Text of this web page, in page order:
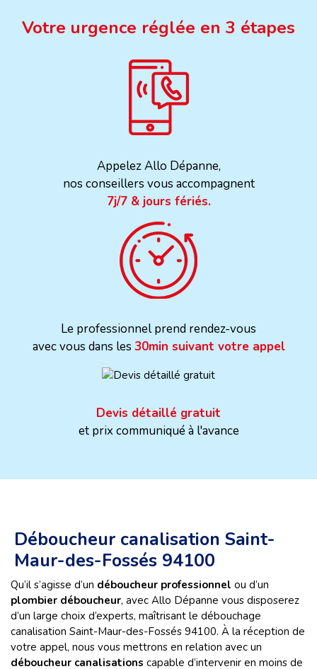
Votre urgence réglée en 3 étapes
Appelez Allo Dépanne,
nos conseillers vous accompagnent
7j/7 & jours fériés.
Le professionnel prend rendez-vous
avec vous dans les 30min suivant votre appel
Devis détaillé gratuit
et prix communiqué à l'avance
Déboucheur canalisation Saint-
Maur-des-Fossés 94100
Qu’il s’agisse d’un déboucheur professionnel ou d’un
plombier déboucheur, avec Allo Dépanne vous disposerez
d’un large choix d’experts, maîtrisant le débouchage
canalisation Saint-Maur-des-Fossés 94100. À la réception de
votre appel, nous vous mettrons en relation avec un
déboucheur canalisations capable d’intervenir en moins de